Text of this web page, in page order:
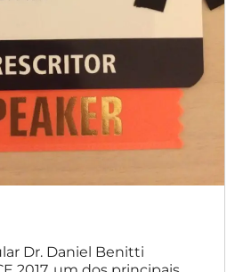
Dr. Daniel Benitti